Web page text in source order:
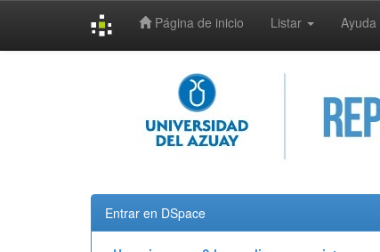
Página de inicio Listar Ayuda
Entrar en DSpace